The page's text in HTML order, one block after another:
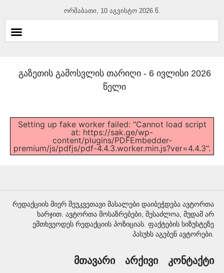
ორშაბათი, 10 აგვისტო 2026 წ.
გაზეთის გამოსვლის თარიღი - 6 ივლისი 2026
წელი
Setting up fake worker failed: "Cannot load script
at: https://sak.ge/wp-
content/plugins/PDFEmbedder-
premium/js/pdfjs/pdf-4.4.3.worker.min.js?ver=4.4.3".
რედაქციის მიერ შეუკვეთავი მასალები დაიბეჭდება ავტორთა
ხარჯით. ავტორთა მოსაზრებები, შესაძლოა, მუდამ არ
ემთხვეოდეს რედაქციის პოზიციას. ფაქტების სიზუსტეზე
პასუხს აგებენ ავტორები.
მთავარი არქივი კონტაქტი